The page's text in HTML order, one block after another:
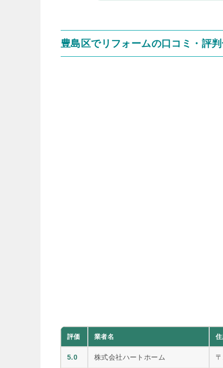
豊島区でリフォームの口コミ・評
評価 業者名
5.0 株式会社ハートホーム